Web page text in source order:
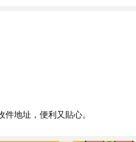
地址，便利又貼心。